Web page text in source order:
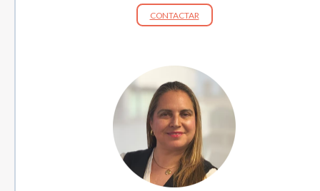
CONTACTAR